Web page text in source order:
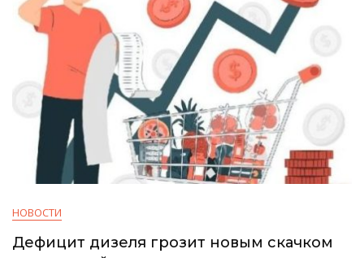
НОВОСТИ
Дефицит дизеля грозит новым скачком